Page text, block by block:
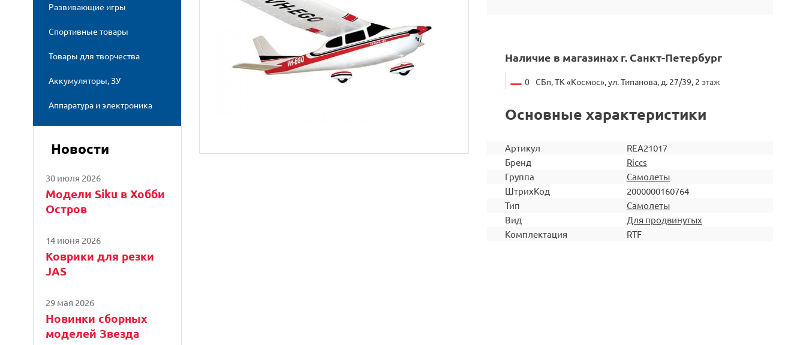
Развивающие игры
Спортивные товары
Товары для творчества
Аккумуляторы, ЗУ
Аппаратура и электроника
Новости
30 июля 2026
Модели Siku в Хобби
Остров
14 июня 2026
Коврики для резки
JAS
29 мая 2026
Новинки сборных
моделей Звезда
Наличие в магазинах г. Санкт-Петербург
0 СБп, ТК «Космос», ул. Типанова, д. 27/39, 2 этаж
Основные характеристики
Артикул
REA21017
Бренд
Riccs
Группа
Самолеты
ШтрихКод
2000000160764
Тип
Самолеты
Вид
Для продвинутых
Комплектация
RTF